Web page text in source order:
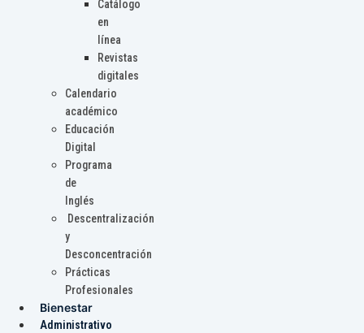
Catálogo
en
línea
Revistas
digitales
Calendario
académico
Educación
Digital
Programa
de
Inglés
Descentralización
y
Desconcentración
Prácticas
Profesionales
Bienestar
Administrativo